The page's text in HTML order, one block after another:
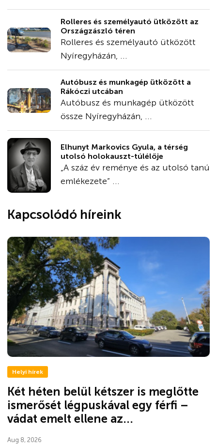
Rolleres és személyautó ütközött az
Országzászló téren
Rolleres és személyautó ütközött
Nyíregyházán, ...
Autóbusz és munkagép ütközött a
Rákóczi utcában
Autóbusz és munkagép ütközött
össze Nyíregyházán, ...
Elhunyt Markovics Gyula, a térség
utolsó holokauszt-túlélője
„A száz év reménye és az utolsó tanú
emlékezete” ...
Kapcsolódó híreink
Helyi hírek
Két héten belül kétszer is meglőtte
ismerősét légpuskával egy férfi –
vádat emelt ellene az...
Aug 8, 2026